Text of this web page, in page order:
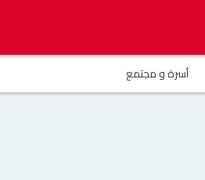
أسرة و مجتمع